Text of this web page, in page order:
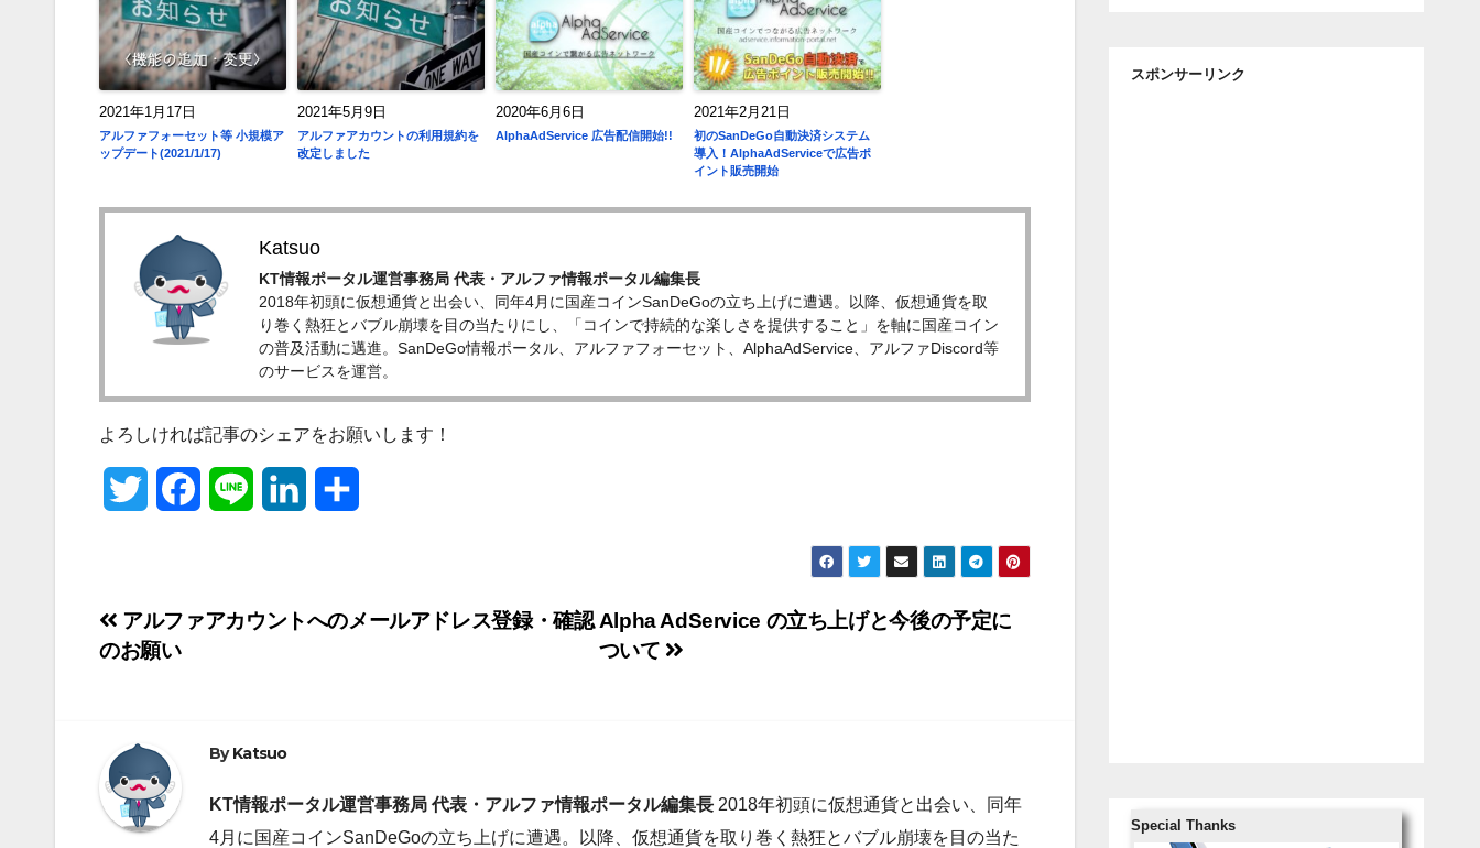
2021年1月17日
アルファフォーセット等 小規模ア
ップデート(2021/1/17)
2021年5月9日
アルファアカウントの利用規約を
改定しました
2020年6月6日
AlphaAdService 広告配信開始!!
2021年2月21日
初のSanDeGo自動決済システム
導入！AlphaAdServiceで広告ポ
イント販売開始
Katsuo
KT情報ポータル運営事務局 代表・アルファ情報ポータル編集長
2018年初頭に仮想通貨と出会い、同年4月に国産コインSanDeGoの立ち上げに遭遇。以降、仮想通貨を取
り巻く熱狂とバブル崩壊を目の当たりにし、「コインで持続的な楽しさを提供すること」を軸に国産コイン
の普及活動に邁進。SanDeGo情報ポータル、アルファフォーセット、AlphaAdService、アルファDiscord等
のサービスを運営。
よろしければ記事のシェアをお願いします！
t
t
r
e e k
n
投
稿
ビ
ゲ
Alpha AdService の立ち上げと今後の予定に
ついて
アルファアカウントへのメールアドレス登録・確認
のお願い
ByKatsuo
KT情報ポータル運営事務局 代表・アルファ情報ポータル編集長 2018年初頭に仮想通貨と出会い、同年
4月に国産コインSanDeGoの立ち上げに遭遇。以降、仮想通貨を取り巻く熱狂とバブル崩壊を目の当た
スポンサーリンク
Special Thanks